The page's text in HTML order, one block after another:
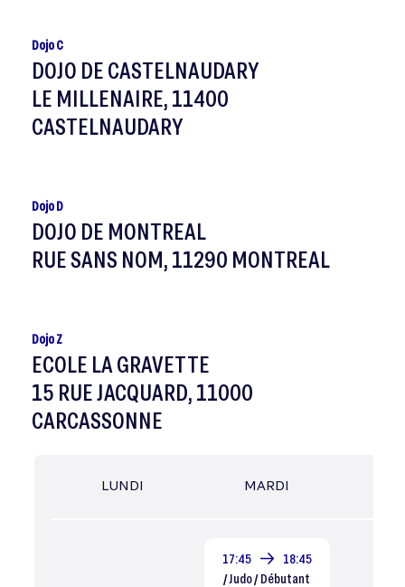
Dojo C
DOJO DE CASTELNAUDARY
LE MILLENAIRE, 11400
CASTELNAUDARY
Dojo D
DOJO DE MONTREAL
RUE SANS NOM, 11290 MONTREAL
Dojo Z
ECOLE LA GRAVETTE
15 RUE JACQUARD, 11000
CARCASSONNE
LUNDI MARDI
17:45
18:45
/ Judo / Débutant